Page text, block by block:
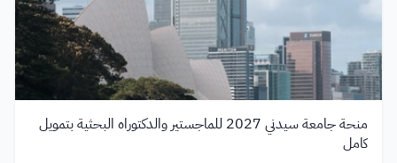
منحة جامعة سيدني 2027 للماجستير والدكتوراه البحثية بتمويل
كامل